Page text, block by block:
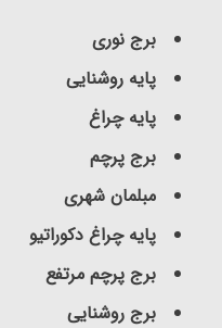
برج نوری
پایه روشنایی
پایه چراغ
برج پرچم
مبلمان شهری
پایه چراغ دکوراتیو
برج پرچم مرتفع
برج روشنایی